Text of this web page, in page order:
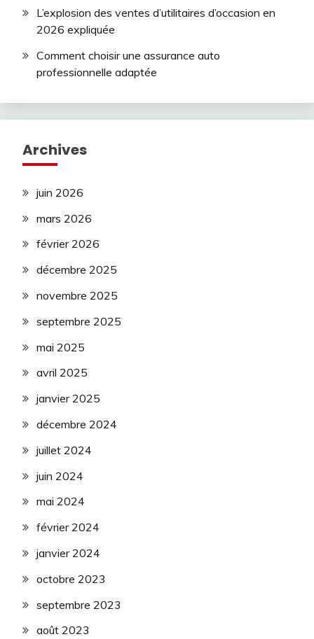
L’explosion des ventes d’utilitaires d’occasion en
2026 expliquée
Comment choisir une assurance auto
professionnelle adaptée
Archives
juin 2026
mars 2026
février 2026
décembre 2025
novembre 2025
septembre 2025
mai 2025
avril 2025
janvier 2025
décembre 2024
juillet 2024
juin 2024
mai 2024
février 2024
janvier 2024
octobre 2023
septembre 2023
août 2023